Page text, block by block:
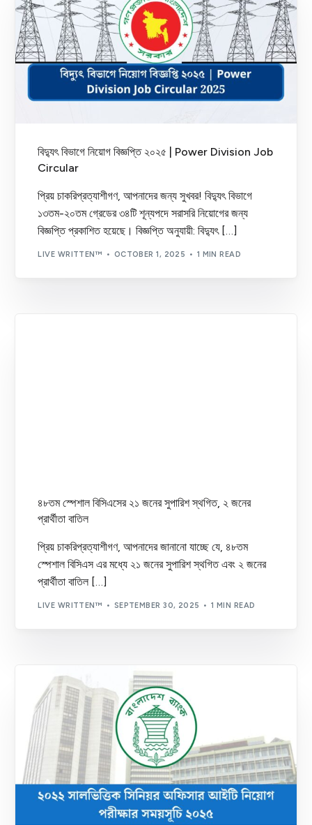
বিদ্যুৎ বিভাগে নিয়োগ বিজ্ঞপ্তি ২০২৫ | Power Division Job
Circular
প্রিয় চাকরিপ্রত্যাশীগণ, আপনাদের জন্য সুখবর! বিদ্যুৎ বিভাগে
১৩তম-২০তম গ্রেডের ৩৪টি শূন্যপদে সরাসরি নিয়োগের জন্য
বিজ্ঞপ্তি প্রকাশিত হয়েছে। বিজ্ঞপ্তি অনুযায়ী: বিদ্যুৎ […]
LIVE WRITTEN™ OCTOBER 1, 2025 1 MIN READ
৪৮তম স্পেশাল বিসিএসের ২১ জনের সুপারিশ স্থগিত, ২ জনের
প্রার্থীতা বাতিল
প্রিয় চাকরিপ্রত্যাশীগণ, আপনাদের জানানো যাচ্ছে যে, ৪৮তম
স্পেশাল বিসিএস এর মধ্যে ২১ জনের সুপারিশ স্থগিত এবং ২ জনের
প্রার্থীতা বাতিল […]
LIVE WRITTEN™ SEPTEMBER 30, 2025 1 MIN READ